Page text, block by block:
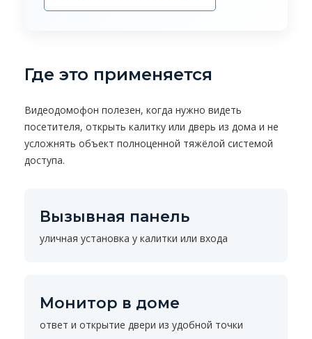
Где это применяется
Видеодомофон полезен, когда нужно видеть
посетителя, открыть калитку или дверь из дома и не
усложнять объект полноценной тяжёлой системой
доступа.
Вызывная панель
уличная установка у калитки или входа
Монитор в доме
ответ и открытие двери из удобной точки